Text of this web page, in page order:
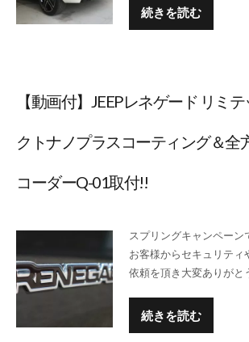
続きを読む
【動画付】JEEPレネゲード リミ
クトナノプラスコーティング＆全
コーダーQ-01取付!!
スプリングキャンペーン
お客様からセキュリティ
依頼を頂き大変ありがと
続きを読む